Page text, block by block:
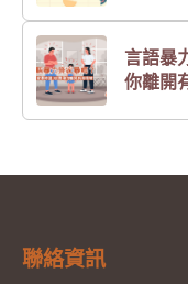
言語暴
你離開
聯絡資訊